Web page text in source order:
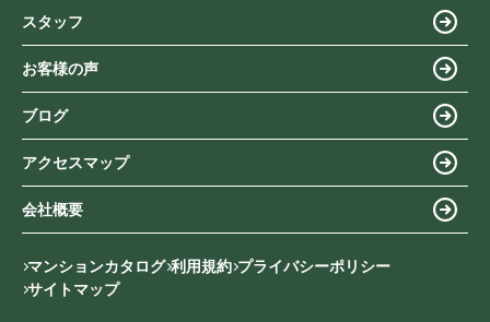
スタッフ
お客様の声
ブログ
アクセスマップ
会社概要
マンションカタログ 利用規約 プライバシーポリシー
サイトマップ